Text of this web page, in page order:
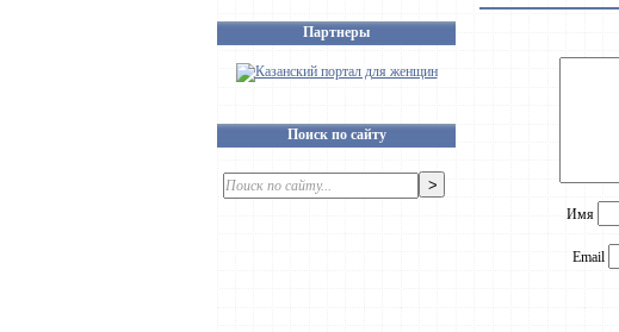
Партнеры
Поиск по сайту
Имя
Email